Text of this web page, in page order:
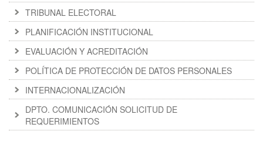
TRIBUNAL ELECTORAL
PLANIFICACIÓN INSTITUCIONAL
EVALUACIÓN Y ACREDITACIÓN
POLÍTICA DE PROTECCIÓN DE DATOS PERSONALES
INTERNACIONALIZACIÓN
DPTO. COMUNICACIÓN SOLICITUD DE
REQUERIMIENTOS